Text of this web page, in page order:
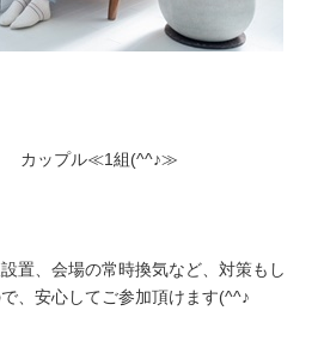
プル≪1組(^^♪≫
置、会場の常時換気など、対策もし
、安心してご参加頂けます(^^♪